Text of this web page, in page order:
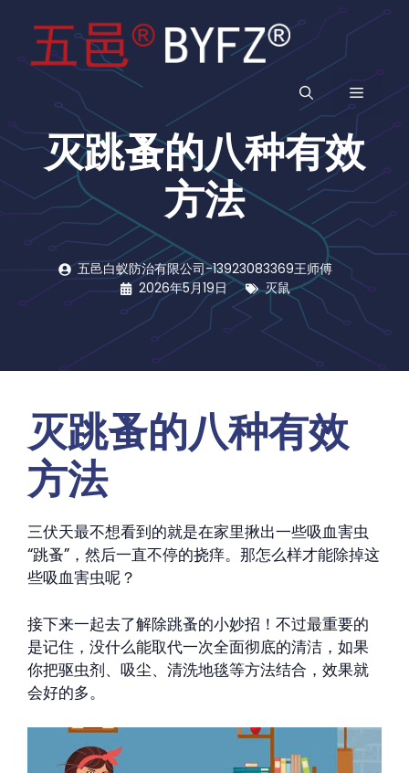
菜
单
灭跳蚤的八种有效
方法
五邑白蚁防治有限公司-13923083369王师傅
2026年5月19日
灭鼠
灭跳蚤的八种有效
方法
三伏天最不想看到的就是在家里揪出一些吸血害虫
“跳蚤”，然后一直不停的挠痒。那怎么样才能除掉这
些吸血害虫呢？
接下来一起去了解除跳蚤的小妙招！不过最重要的
是记住，没什么能取代一次全面彻底的清洁，如果
你把驱虫剂、吸尘、清洗地毯等方法结合，效果就
会好的多。